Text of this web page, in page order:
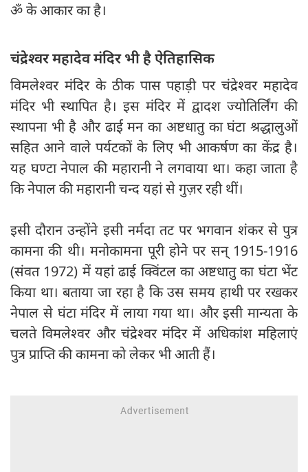
ॐ के आकार का है।
चंद्रेश्वर महादेव मंदिर भी है ऐतिहासिक
विमलेश्वर मंदिर के ठीक पास पहाड़ी पर चंद्रेश्वर महादेव
मंदिर भी स्थापित है। इस मंदिर में द्वादश ज्योतिर्लिंग की
स्थापना भी है और ढाई मन का अष्टधातु का घंटा श्रद्धालुओं
सहित आने वाले पर्यटकों के लिए भी आकर्षण का केंद्र है।
यह घण्टा नेपाल की महारानी ने लगवाया था। कहा जाता है
कि नेपाल की महारानी चन्द यहां से गुज़र रही थीं।
इसी दौरान उन्होंने इसी नर्मदा तट पर भगवान शंकर से पुत्र
कामना की थी। मनोकामना पूरी होने पर सन् 1915-1916
(संवत 1972) में यहां ढाई क्विंटल का अष्टधातु का घंटा भेंट
किया था। बताया जा रहा है कि उस समय हाथी पर रखकर
नेपाल से घंटा मंदिर में लाया गया था। और इसी मान्यता के
चलते विमलेश्वर और चंद्रेश्वर मंदिर में अधिकांश महिलाएं
पुत्र प्राप्ति की कामना को लेकर भी आती हैं।